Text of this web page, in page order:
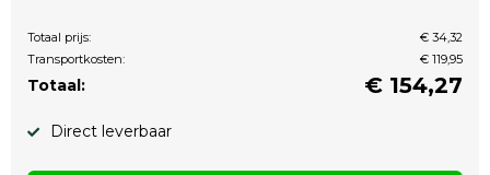
Totaal prijs:
€ 34,32
Transportkosten:
€ 119,95
Totaal: € 154,27
Direct leverbaar